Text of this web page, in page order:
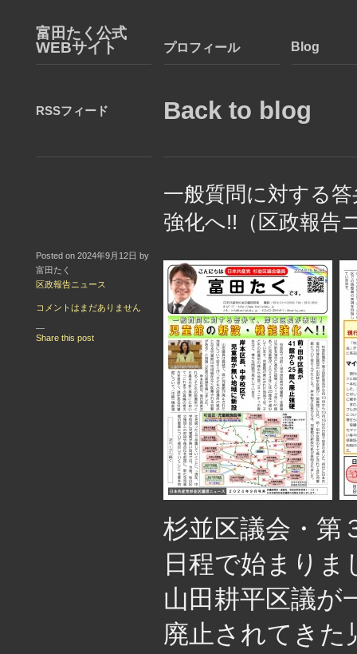
富田たく公式
WEBサイト
プロフィール Blog
RSSフィード Back to blog
一般質問に対する
強化へ!!（区政報告
Posted on 2024年9月12日 by
富田たく
区政報告ニュース
コメントはまだありません
—
Share this post
杉並区議会・第
日程で始まり
山田耕平区議が
廃止されてきた